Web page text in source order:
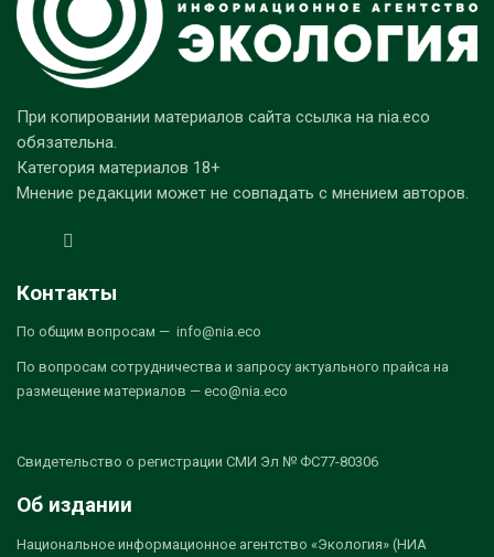
При копировании материалов сайта ссылка на nia.eco
обязательна.
Категория материалов 18+
Мнение редакции может не совпадать с мнением авторов.
Контакты
По общим вопросам — info@nia.eco
По вопросам сотрудничества и запросу актуального прайса на
размещение материалов — eco@nia.eco
Свидетельство о регистрации СМИ Эл № ФС77-80306
Об издании
Национальное информационное агентство «Экология» (НИА